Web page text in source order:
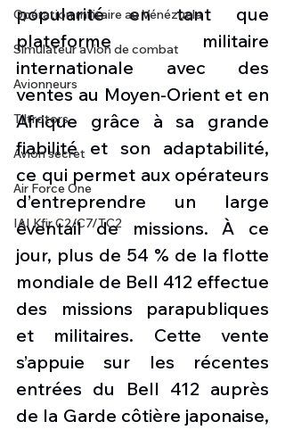
Opération militaire au Vénézuela
Simulateur avion de combat
Avionneurs
Tiltrotors
Avion secret
Air Force One
IAI Kfir C2/C7/TC2
popularité en tant que
plateforme militaire
internationale avec des
ventes au Moyen-Orient et en
Afrique grâce à sa grande
fiabilité et son adaptabilité,
ce qui permet aux opérateurs
d’entreprendre un large
éventail de missions. À ce
jour, plus de 54 % de la flotte
mondiale de Bell 412 effectue
des missions parapubliques
et militaires. Cette vente
s’appuie sur les récentes
entrées du Bell 412 auprès
de la Garde côtière japonaise,